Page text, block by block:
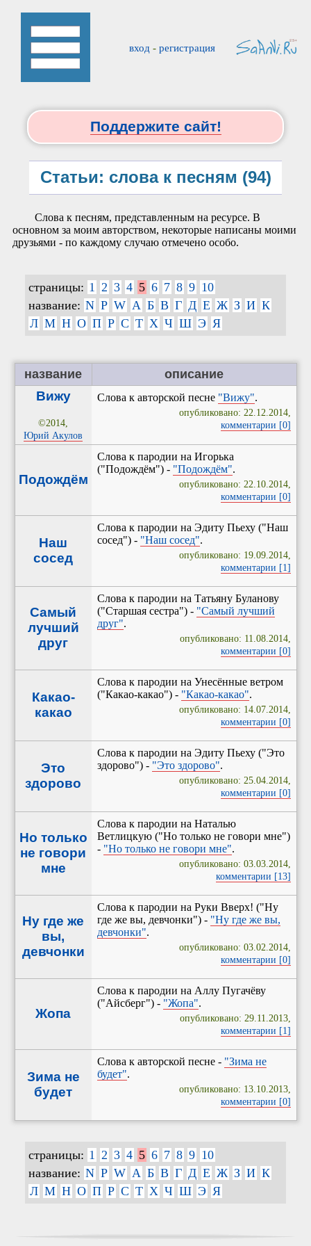
вход - регистрация
Поддержите сайт!
Статьи: слова к песням (94)
Слова к песням, представленным на ресурсе. В
основном за моим авторством, некоторые написаны моими
друзьями - по каждому случаю отмечено особо.
страницы: 1 2 3 4 5 6 7 8 9 10
название: N P W А Б В Г Д Е Ж З И К
Л М Н О П Р С Т Х Ч Ш Э Я
название описание
Вижу
©2014,
Юрий Акулов
Слова к авторской песне "Вижу".
опубликовано: 22.12.2014,
комментарии [0]
Подождём
Слова к пародии на Игорька
("Подождём") - "Подождём".
опубликовано: 22.10.2014,
комментарии [0]
Наш
сосед
Слова к пародии на Эдиту Пьеху ("Наш
сосед") - "Наш сосед".
опубликовано: 19.09.2014,
комментарии [1]
Самый
лучший
друг
Слова к пародии на Татьяну Буланову
("Старшая сестра") - "Самый лучший
друг".
опубликовано: 11.08.2014,
комментарии [0]
Какао-
какао
Слова к пародии на Унесённые ветром
("Какао-какао") - "Какао-какао".
опубликовано: 14.07.2014,
комментарии [0]
Это
здорово
Слова к пародии на Эдиту Пьеху ("Это
здорово") - "Это здорово".
опубликовано: 25.04.2014,
комментарии [0]
Но только
не говори
мне
Слова к пародии на Наталью
Ветлицкую ("Но только не говори мне")
- "Но только не говори мне".
опубликовано: 03.03.2014,
комментарии [13]
Ну где же
вы,
девчонки
Слова к пародии на Руки Вверх! ("Ну
где же вы, девчонки") - "Ну где же вы,
девчонки".
опубликовано: 03.02.2014,
комментарии [0]
Жопа
Слова к пародии на Аллу Пугачёву
("Айсберг") - "Жопа".
опубликовано: 29.11.2013,
комментарии [1]
Зима не
будет
Слова к авторской песне - "Зима не
будет".
опубликовано: 13.10.2013,
комментарии [0]
страницы: 1 2 3 4 5 6 7 8 9 10
название: N P W А Б В Г Д Е Ж З И К
Л М Н О П Р С Т Х Ч Ш Э Я